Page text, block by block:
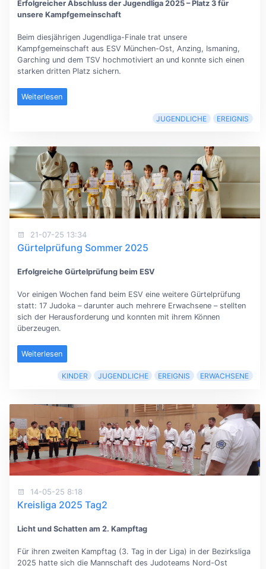
Erfolgreicher Abschluss der Jugendliga 2025 – Platz 3 für
unsere Kampfgemeinschaft
Beim diesjährigen Jugendliga-Finale trat unsere
Kampfgemeinschaft aus ESV München-Ost, Anzing, Ismaning,
Garching und dem TSV hochmotiviert an und konnte sich einen
starken dritten Platz sichern.
Weiterlesen
JUGENDLICHE EREIGNIS
21-07-25 13:34
Gürtelprüfung Sommer 2025
Erfolgreiche Gürtelprüfung beim ESV
Vor einigen Wochen fand beim ESV eine weitere Gürtelprüfung
statt: 17 Judoka – darunter auch mehrere Erwachsene – stellten
sich der Herausforderung und konnten mit ihrem Können
überzeugen.
Weiterlesen
KINDER JUGENDLICHE EREIGNIS ERWACHSENE
14-05-25 8:18
Kreisliga 2025 Tag2
Licht und Schatten am 2. Kampftag
Für ihren zweiten Kampftag (3. Tag in der Liga) in der Bezirksliga
2025 hatte sich die Mannschaft des Judoteams Nord-Ost